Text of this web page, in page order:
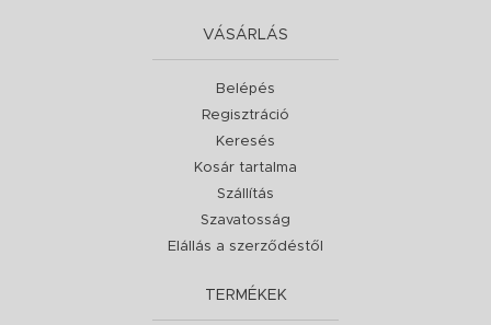
VÁSÁRLÁS
Belépés
Regisztráció
Keresés
Kosár tartalma
Szállítás
Szavatosság
Elállás a szerződéstől
TERMÉKEK